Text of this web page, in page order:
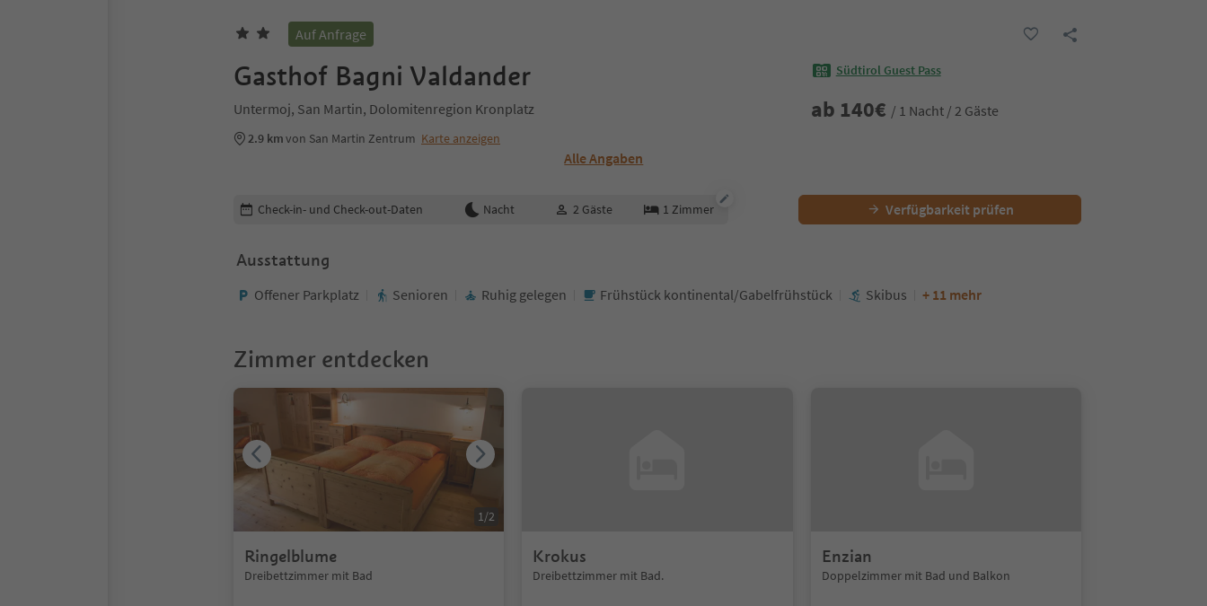
Auf Anfrage
Gasthof Bagni Valdander
Untermoj, San Martin, Dolomitenregion Kronplatz
2.9 kmvon San Martin Zentrum Karte anzeigen
Alle Angaben
Südtirol Guest Pass
ab 140€ / 1 Nacht / 2 Gäste
Buchungsdetails bearbeiten
Check-in- und Check-out-Daten Nacht 2 Gäste 1 Zimmer Verfügbarkeit prüfen
Ausstattung
Offener Parkplatz Senioren Ruhig gelegen Frühstück kontinental/Gabelfrühstück Skibus + 11 mehr
Zimmer entdecken
Ringelblume
Dreibettzimmer mit Bad
1/2
Krokus
Dreibettzimmer mit Bad.
Enzian
Doppelzimmer mit Bad und Balkon